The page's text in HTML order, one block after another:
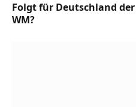
Folgt für Deutschland
WM?